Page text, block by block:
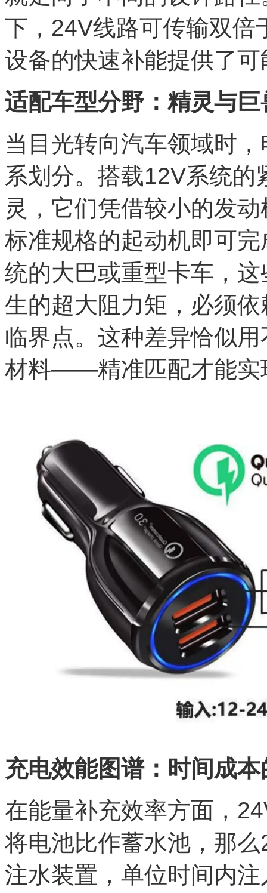
下，24V线路可传输双倍
设备的快速补能提供了可
适配车型分野：精灵与
当目光转向汽车领域时
系划分。搭载12V系统
灵，它们凭借较小的发
标准规格的起动机即可
统的大巴或重型卡车，
生的超大阻力矩，必须
临界点。这种差异恰似
材料——精准匹配才能实
充电效能图谱：时间成
在能量补充效率方面，
将电池比作蓄水池，那
注水装置，单位时间内